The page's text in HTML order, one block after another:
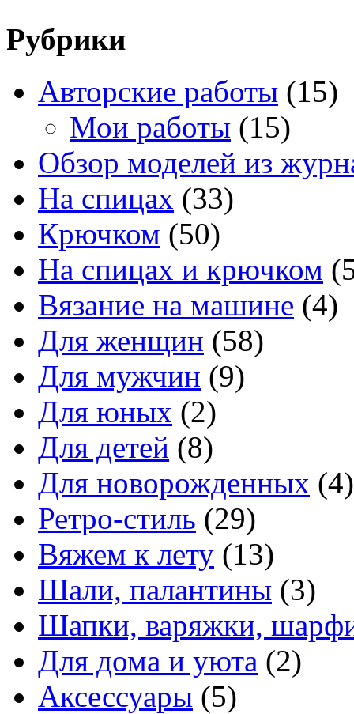
Рубрики
Авторские работы (15)
Мои работы (15)
Обзор моделей из
На спицах (33)
Крючком (50)
На спицах и крючком
Вязание на машине (4)
Для женщин (58)
Для мужчин (9)
Для юных (2)
Для детей (8)
Для новорожденных (4)
Ретро-стиль (29)
Вяжем к лету (13)
Шали, палантины (3)
Шапки, варяжки,
Для дома и уюта (2)
Аксессуары (5)